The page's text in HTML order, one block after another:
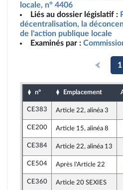
locale, n° 4406
Liés au dossier législatif :
décentralisation, la
de l'action publique locale
Examinés par :
1
n° Emplacement
CE383 Article 22, alinéa 3
CE200 Article 15, alinéa 8
CE384 Article 22, alinéa 13
CE504 Après l'Article 22
CE360 Article 20 SEXIES